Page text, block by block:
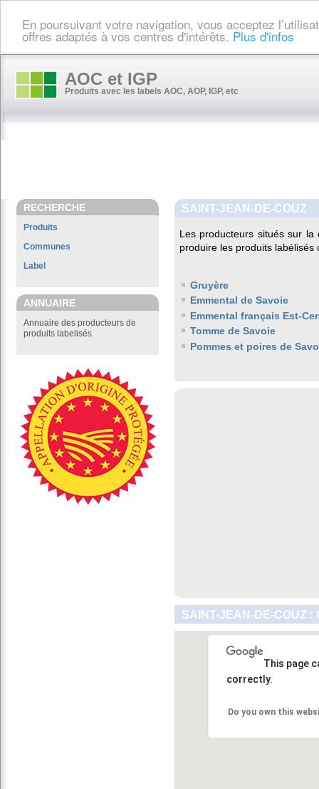
En poursuivant votre navigation, vous acceptez
offres adaptés à vos centres d'intérêts. Plus d'infos
AOC et IGP
Produits avec les labels AOC, AOP, IGP, etc
RECHERCHE
Produits
Communes
Label
ANNUAIRE
Annuaire des producteurs de
produits labelisés
SAINT-JEAN-DE-COUZ
Les producteurs situés sur
produire les produits labélisés
Gruyère
Emmental de Savoie
Emmental français Est-
Tomme de Savoie
Pommes et poires de
SAINT-JEAN-DE-COUZ :
This page
correctly.
Do you own this